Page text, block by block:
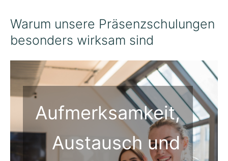
Warum unsere Präsenzschulungen
besonders wirksam sind
Aufmerksamkeit,
Austausch und